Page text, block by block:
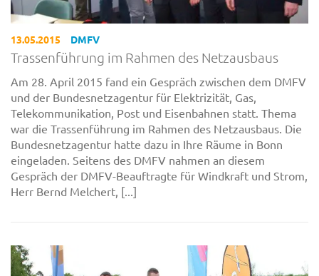
13.05.2015 DMFV
Trassenführung im Rahmen des Netzausbaus
Am 28. April 2015 fand ein Gespräch zwischen dem DMFV
und der Bundesnetzagentur für Elektrizität, Gas,
Telekommunikation, Post und Eisenbahnen statt. Thema
war die Trassenführung im Rahmen des Netzausbaus. Die
Bundesnetzagentur hatte dazu in Ihre Räume in Bonn
eingeladen. Seitens des DMFV nahmen an diesem
Gespräch der DMFV-Beauftragte für Windkraft und Strom,
Herr Bernd Melchert, [...]